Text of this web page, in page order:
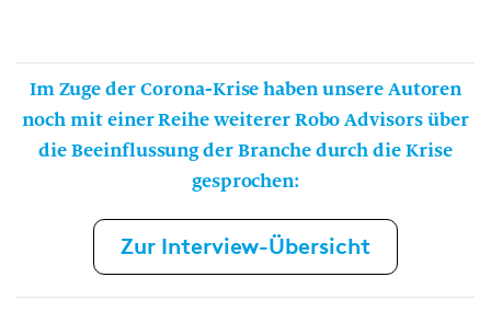
Im Zuge derCorona-Krisehaben unsere Autoren
noch mit einer Reihe weiterer Robo Advisors über
die Beeinflussung der Branche durch die Krise
gesprochen:
Zur Interview-Übersicht